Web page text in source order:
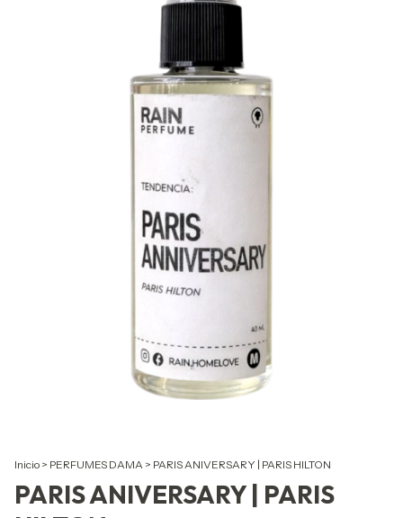
Inicio > PERFUMES DAMA > PARIS ANIVERSARY | PARIS HILTON
PARIS ANIVERSARY | PARIS